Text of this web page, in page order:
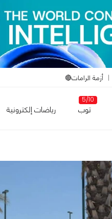
أزمة الرامات🔴
5/10
توب رياضات إلكترونية